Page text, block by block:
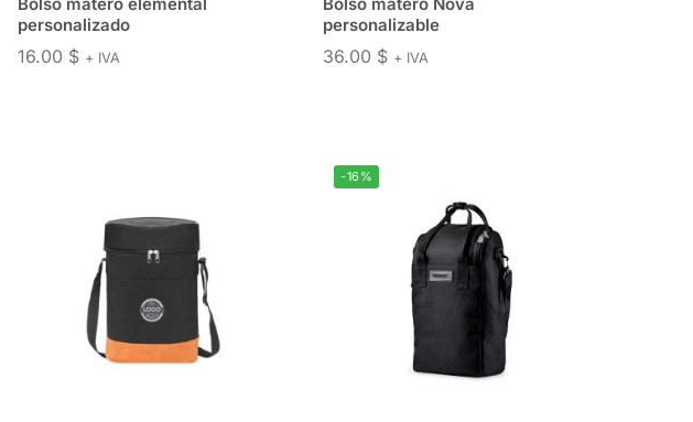
personalizado
16.00 $ + IVA
personalizable
36.00 $ + IVA
-16%